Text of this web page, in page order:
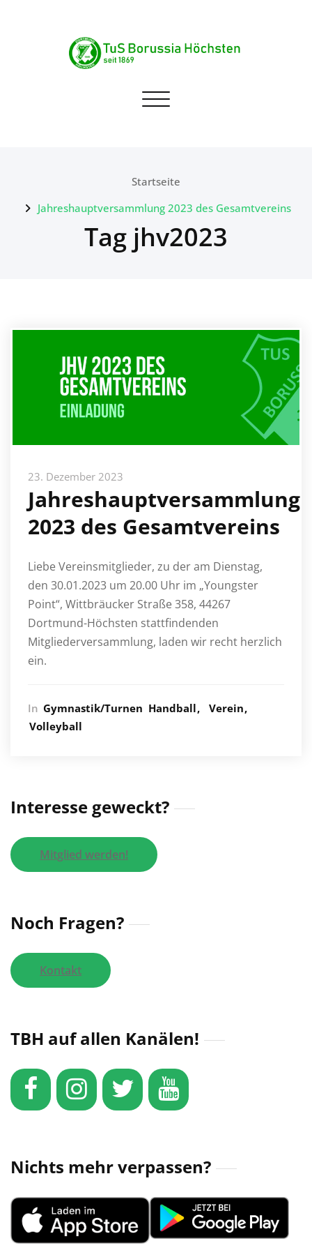
TuS Borussia Höchsten
Navigation umschalten
Startseite
Jahreshauptversammlung 2023 des Gesamtvereins
Tag jhv2023
23. Dezember 2023
Jahreshauptversammlung
2023 des Gesamtvereins
Liebe Vereinsmitglieder, zu der am Dienstag,
den 30.01.2023 um 20.00 Uhr im „Youngster
Point“, Wittbräucker Straße 358, 44267
Dortmund-Höchsten stattfindenden
Mitgliederversammlung, laden wir recht herzlich
ein.
In Gymnastik/Turnen Handball
Verein
Volleyball
Interesse geweckt?
Mitglied werden!
Noch Fragen?
Kontakt
TBH auf allen Kanälen!
Nichts mehr verpassen?